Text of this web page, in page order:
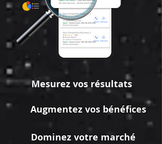
Mesurez vos résultats
Augmentez vos bénéfices
Dominez votre marché